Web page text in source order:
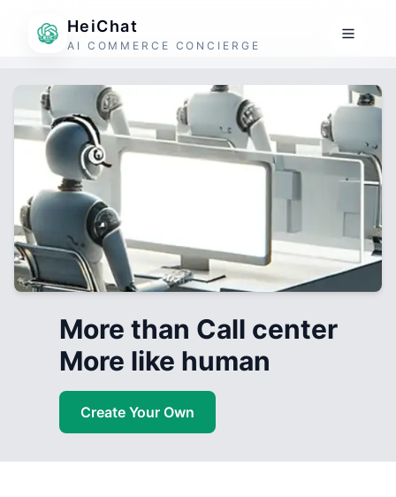
HeiChat
AI COMMERCE CONCIERGE
More than Call center
More like human
Create Your Own